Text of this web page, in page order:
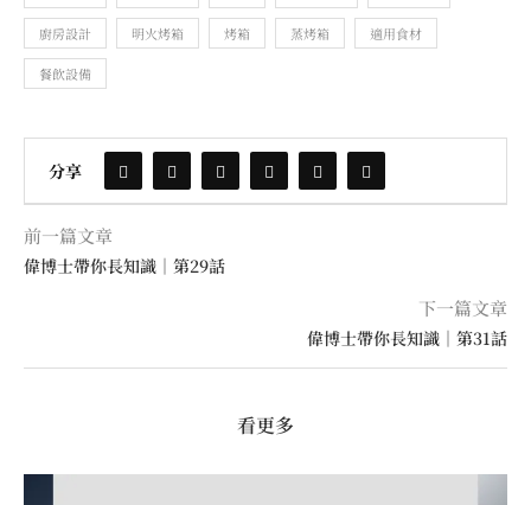
廚房設計 明火烤箱 烤箱 蒸烤箱 適用食材
餐飲設備
分享
前一篇文章
偉博士帶你長知識｜第29話
下一篇文章
偉博士帶你長知識｜第31話
看更多